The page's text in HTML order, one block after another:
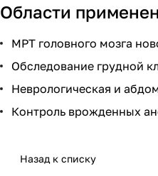
Области
МРТ головного мозга
Обследование грудной
Неврологическая и
Контроль врожденных
Назад к списку